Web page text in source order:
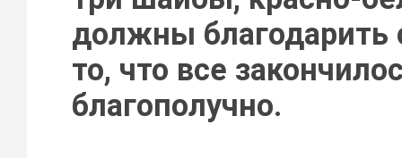
должны благодарить
то, что все
благополучно.